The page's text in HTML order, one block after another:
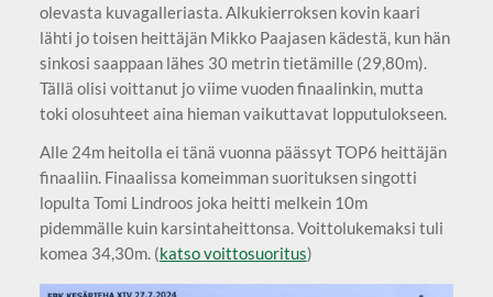
olevasta kuvagalleriasta. Alkukierroksen kovin kaari
lähti jo toisen heittäjän Mikko Paajasen kädestä, kun hän
sinkosi saappaan lähes 30 metrin tietämille (29,80m).
Tällä olisi voittanut jo viime vuoden finaalinkin, mutta
toki olosuhteet aina hieman vaikuttavat lopputulokseen.
Alle 24m heitolla ei tänä vuonna päässyt TOP6 heittäjän
finaaliin. Finaalissa komeimman suorituksen singotti
lopulta Tomi Lindroos joka heitti melkein 10m
pidemmälle kuin karsintaheittonsa. Voittolukemaksi tuli
komea 34,30m. (katso voittosuoritus)